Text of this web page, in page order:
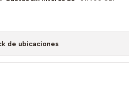
de ubicaciones